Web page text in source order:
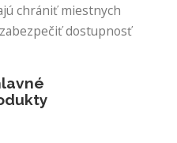
chrániť miestnych
dostupnosť